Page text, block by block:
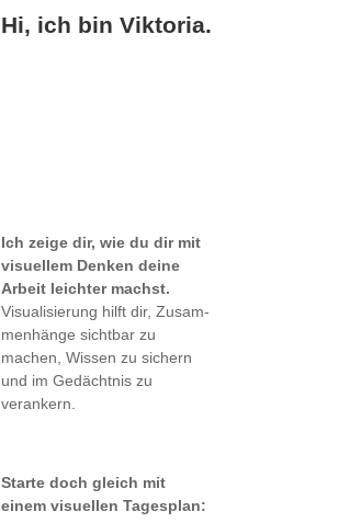
Hi, ich bin Viktoria.
Ich zeige dir, wie du dir mit
visu­el­lem Den­ken deine
Arbeit leich­ter machst.
Visua­li­sie­rung hilft dir, Zusam­
men­hänge sicht­bar zu
machen, Wis­sen zu sichern
und im Gedächt­nis zu
verankern.
Starte doch gleich mit
einem visu­el­len Tagesplan: